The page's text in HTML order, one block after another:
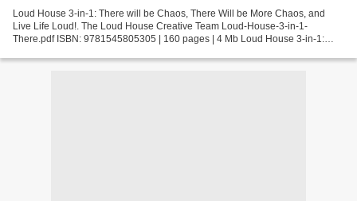
Loud House 3-in-1: There will be Chaos, There Will be More Chaos, and
Live Life Loud!. The Loud House Creative Team Loud-House-3-in-1-
There.pdf ISBN: 9781545805305 | 160 pages | 4 Mb Loud House 3-in-1: